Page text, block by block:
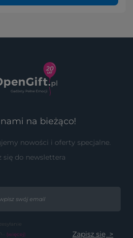
na bieżąco!
nowości i oferty specjalne.
się do newslettera
(więcej)